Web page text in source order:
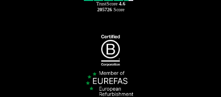
TrustScore 4.6
205726Score